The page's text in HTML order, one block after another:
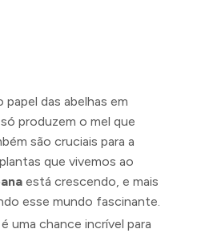
das abelhas em
produzem o mel que
são cruciais para a
que vivemos ao
está crescendo, e mais
esse mundo fascinante.
é uma chance incrível para